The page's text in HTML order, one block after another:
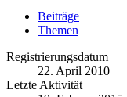
Beiträge
Themen
Registrierungsdatum
22. April 2010
Letzte Aktivität